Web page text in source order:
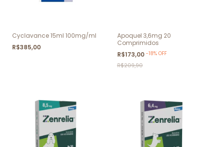
Cyclavance 15ml 100mg/ml
R$385,00
Apoquel 3,6mg 20
Comprimidos
R$173,00 -18% OFF
R$209,90